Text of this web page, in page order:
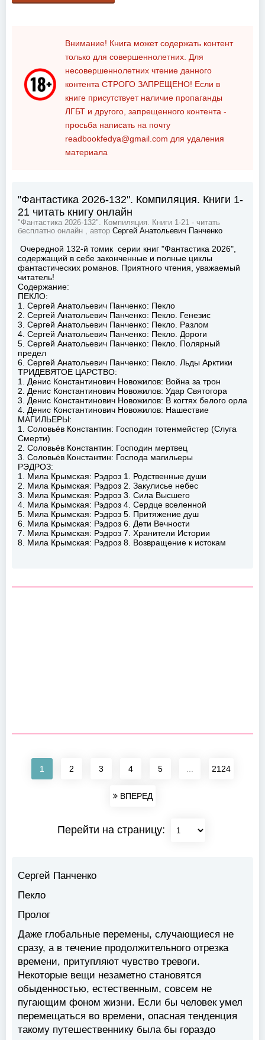
Внимание! Книга может содержать контент
только для совершеннолетних. Для
несовершеннолетних чтение данного
контента СТРОГО ЗАПРЕЩЕНО! Если в
книге присутствует наличие пропаганды
ЛГБТ и другого, запрещенного контента -
просьба написать на почту
readbookfedya@gmail.com для удаления
материала
"Фантастика 2026-132". Компиляция. Книги 1-
21 читать книгу онлайн
"Фантастика 2026-132". Компиляция. Книги 1-21 - читать
бесплатно онлайн , автор Сергей Анатольевич Панченко
Очередной 132-й томик серии книг "Фантастика 2026",
содержащий в себе законченные и полные циклы
фантастических романов. Приятного чтения, уважаемый
читатель!
Содержание:
ПЕКЛО:
1. Сергей Анатольевич Панченко: Пекло
2. Сергей Анатольевич Панченко: Пекло. Генезис
3. Сергей Анатольевич Панченко: Пекло. Разлом
4. Сергей Анатольевич Панченко: Пекло. Дороги
5. Сергей Анатольевич Панченко: Пекло. Полярный
предел
6. Сергей Анатольевич Панченко: Пекло. Льды Арктики
ТРИДЕВЯТОЕ ЦАРСТВО:
1. Денис Константинович Новожилов: Война за трон
2. Денис Константинович Новожилов: Удар Святогора
3. Денис Константинович Новожилов: В когтях белого орла
4. Денис Константинович Новожилов: Нашествие
МАГИЛЬЕРЫ:
1. Соловьёв Константин: Господин тотенмейстер (Слуга
Смерти)
2. Соловьёв Константин: Господин мертвец
3. Соловьёв Константин: Господа магильеры
РЭДРОЗ:
1. Мила Крымская: Рэдроз 1. Родственные души
2. Мила Крымская: Рэдроз 2. Закулисье небес
3. Мила Крымская: Рэдроз 3. Сила Высшего
4. Мила Крымская: Рэдроз 4. Сердце вселенной
5. Мила Крымская: Рэдроз 5. Притяжение душ
6. Мила Крымская: Рэдроз 6. Дети Вечности
7. Мила Крымская: Рэдроз 7. Хранители Истории
8. Мила Крымская: Рэдроз 8. Возвращение к истокам
1 2 3 4 5 ... 2124
ВПЕРЕД
Перейти на страницу:
Сергей Панченко
Пекло
Пролог
Даже глобальные перемены, случающиеся не
сразу, а в течение продолжительного отрезка
времени, притупляют чувство тревоги.
Некоторые вещи незаметно становятся
обыденностью, естественным, совсем не
пугающим фоном жизни. Если бы человек умел
перемещаться во времени, опасная тенденция
такому путешественнику была бы гораздо